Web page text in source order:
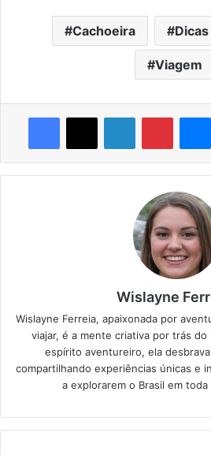
Cachoeira Dicas
Viagem
Facebook
X LinkedinPinterest
Wislayne
Wislayne Ferreia, apaixonada por
viajar, é a mente criativa por trás do
espírito aventureiro, ela
compartilhando experiências únicas e
a explorarem o Brasil em